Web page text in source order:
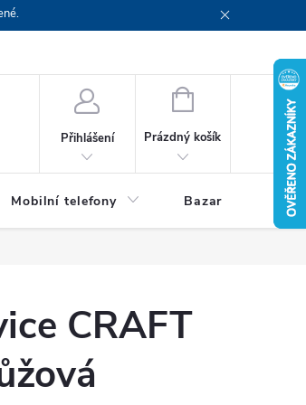
Přihlášení
NÁKUPNÍ
Prázdný košík
Mobilní telefony Bazar Servis
CRAFT